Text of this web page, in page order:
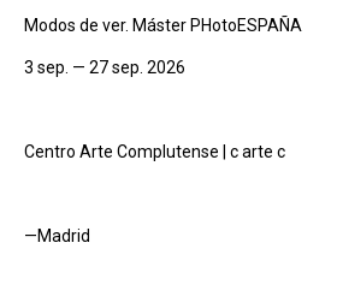
Modos de ver. Máster PHotoESPAÑA
3 sep. — 27 sep. 2026
Centro Arte Complutense | c arte c
—Madrid